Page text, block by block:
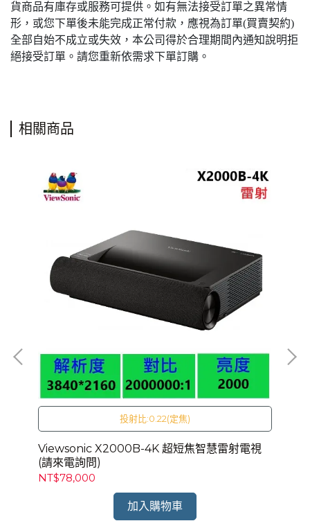
貨商品有庫存或服務可提供。如有無法接受訂單之異常情
形，或您下單後未能完成正常付款，應視為訂單(買賣契約)
全部自始不成立或失效，本公司得於合理期間內通知說明拒
絕接受訂單。請您重新依需求下單訂購。
相關商品
投射比:0.22(定焦)
Viewsonic X2000B-4K 超短焦智慧雷射電視
(請來電詢問)
NT$78,000
加入購物車